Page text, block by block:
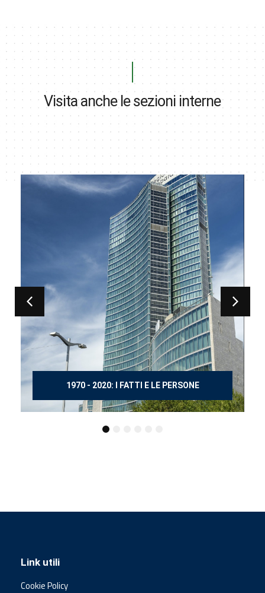
Visita anche le sezioni interne
150 ANNI DOPO MANZONI
Link utili
Cookie Policy